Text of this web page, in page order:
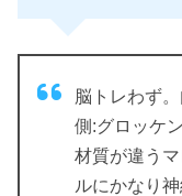
脳トレわず
側:グロッケ
材質が違う
ルにかなり